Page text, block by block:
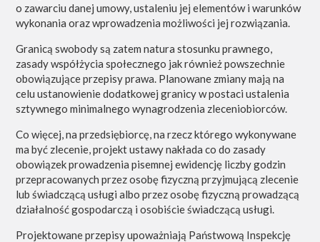
o zawarciu danej umowy, ustaleniu jej elementów i warunków
wykonania oraz wprowadzenia możliwości jej rozwiązania.
Granicą swobody są zatem natura stosunku prawnego,
zasady współżycia społecznego jak również powszechnie
obowiązujące przepisy prawa. Planowane zmiany mają na
celu ustanowienie dodatkowej granicy w postaci ustalenia
sztywnego minimalnego wynagrodzenia zleceniobiorców.
Co więcej, na przedsiębiorcę, na rzecz którego wykonywane
ma być zlecenie, projekt ustawy nakłada co do zasady
obowiązek prowadzenia pisemnej ewidencję liczby godzin
przepracowanych przez osobę fizyczną przyjmującą zlecenie
lub świadczącą usługi albo przez osobę fizyczną prowadzącą
działalność gospodarczą i osobiście świadczącą usługi.
Projektowane przepisy upoważniają Państwową Inspekcję